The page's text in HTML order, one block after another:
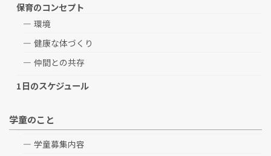
保育のコンセプト
環境
健康な体づくり
仲間との共存
1日のスケジュール
学童のこと
学童募集内容